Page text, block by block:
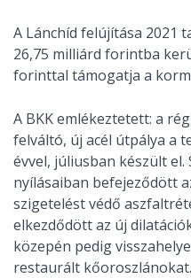
A Lánchíd felújítása 2021
26,75 milliárd forintba
forinttal támogatja a
A BKK emlékeztetett: a
felváltó, új acél útpálya a
évvel, júliusban készült
nyílásaiban befejeződött
szigetelést védő
elkezdődött az új
közepén pedig
restaurált kőoroszlánokat.